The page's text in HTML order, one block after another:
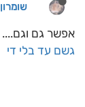
שומרון
אפשר גם וגם....
גשם עד בלי די